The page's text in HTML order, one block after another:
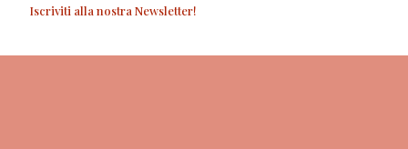
Iscriviti alla nostra Newsletter!